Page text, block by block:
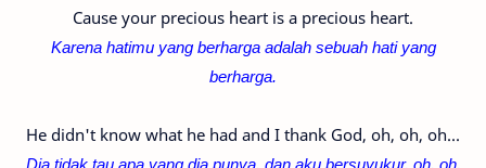
Cause your precious heart is a precious heart.
Karena hatimu yang berharga adalah sebuah hati yang
berharga.
He didn't know what he had and I thank God, oh, oh, oh...
Dia tidak tau apa yang dia punya, dan aku bersuyukur, oh, oh,